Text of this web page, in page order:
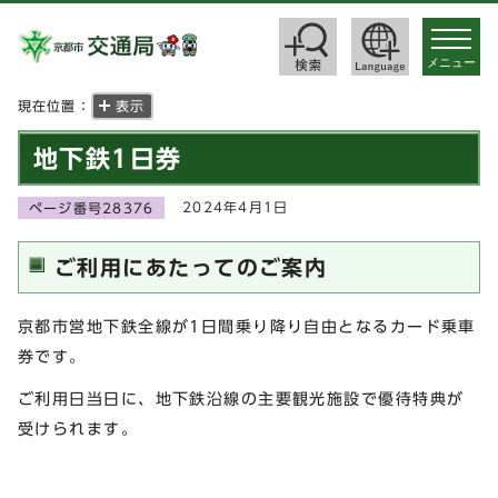
toggle
メニュー
現在位置： 表示
地下鉄1日券
ページ番号28376 2024年4月1日
ご利用にあたってのご案内
京都市営地下鉄全線が1日間乗り降り自由となるカード乗車
券です。
ご利用日当日に、地下鉄沿線の主要観光施設で優待特典が
受けられます。